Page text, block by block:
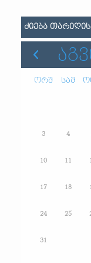
ᲫᲘᲔᲑᲐ
ორშ სამ
3 4
10 11
17 18
24 25
31